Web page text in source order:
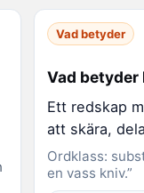
Vad betyder
Vad
Ett redskap
att skära,
Ordklass:
en vass kniv.”